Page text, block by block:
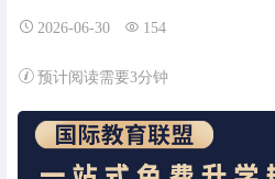
2026-06-30 154
预计阅读需要3分钟